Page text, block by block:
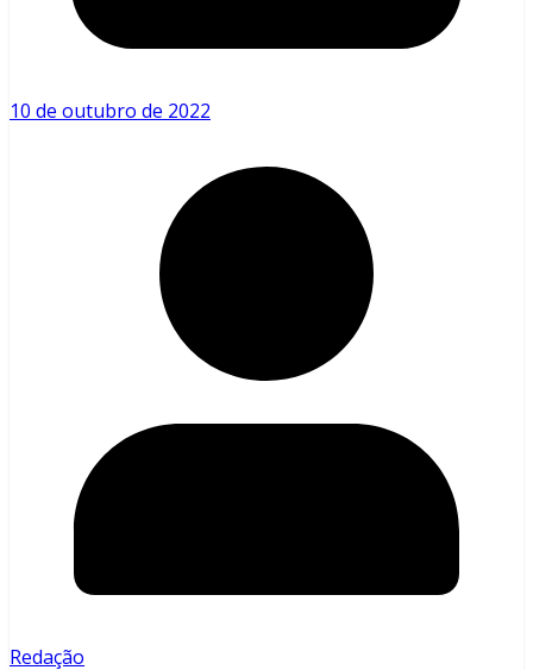
10 de outubro de 2022
Redação